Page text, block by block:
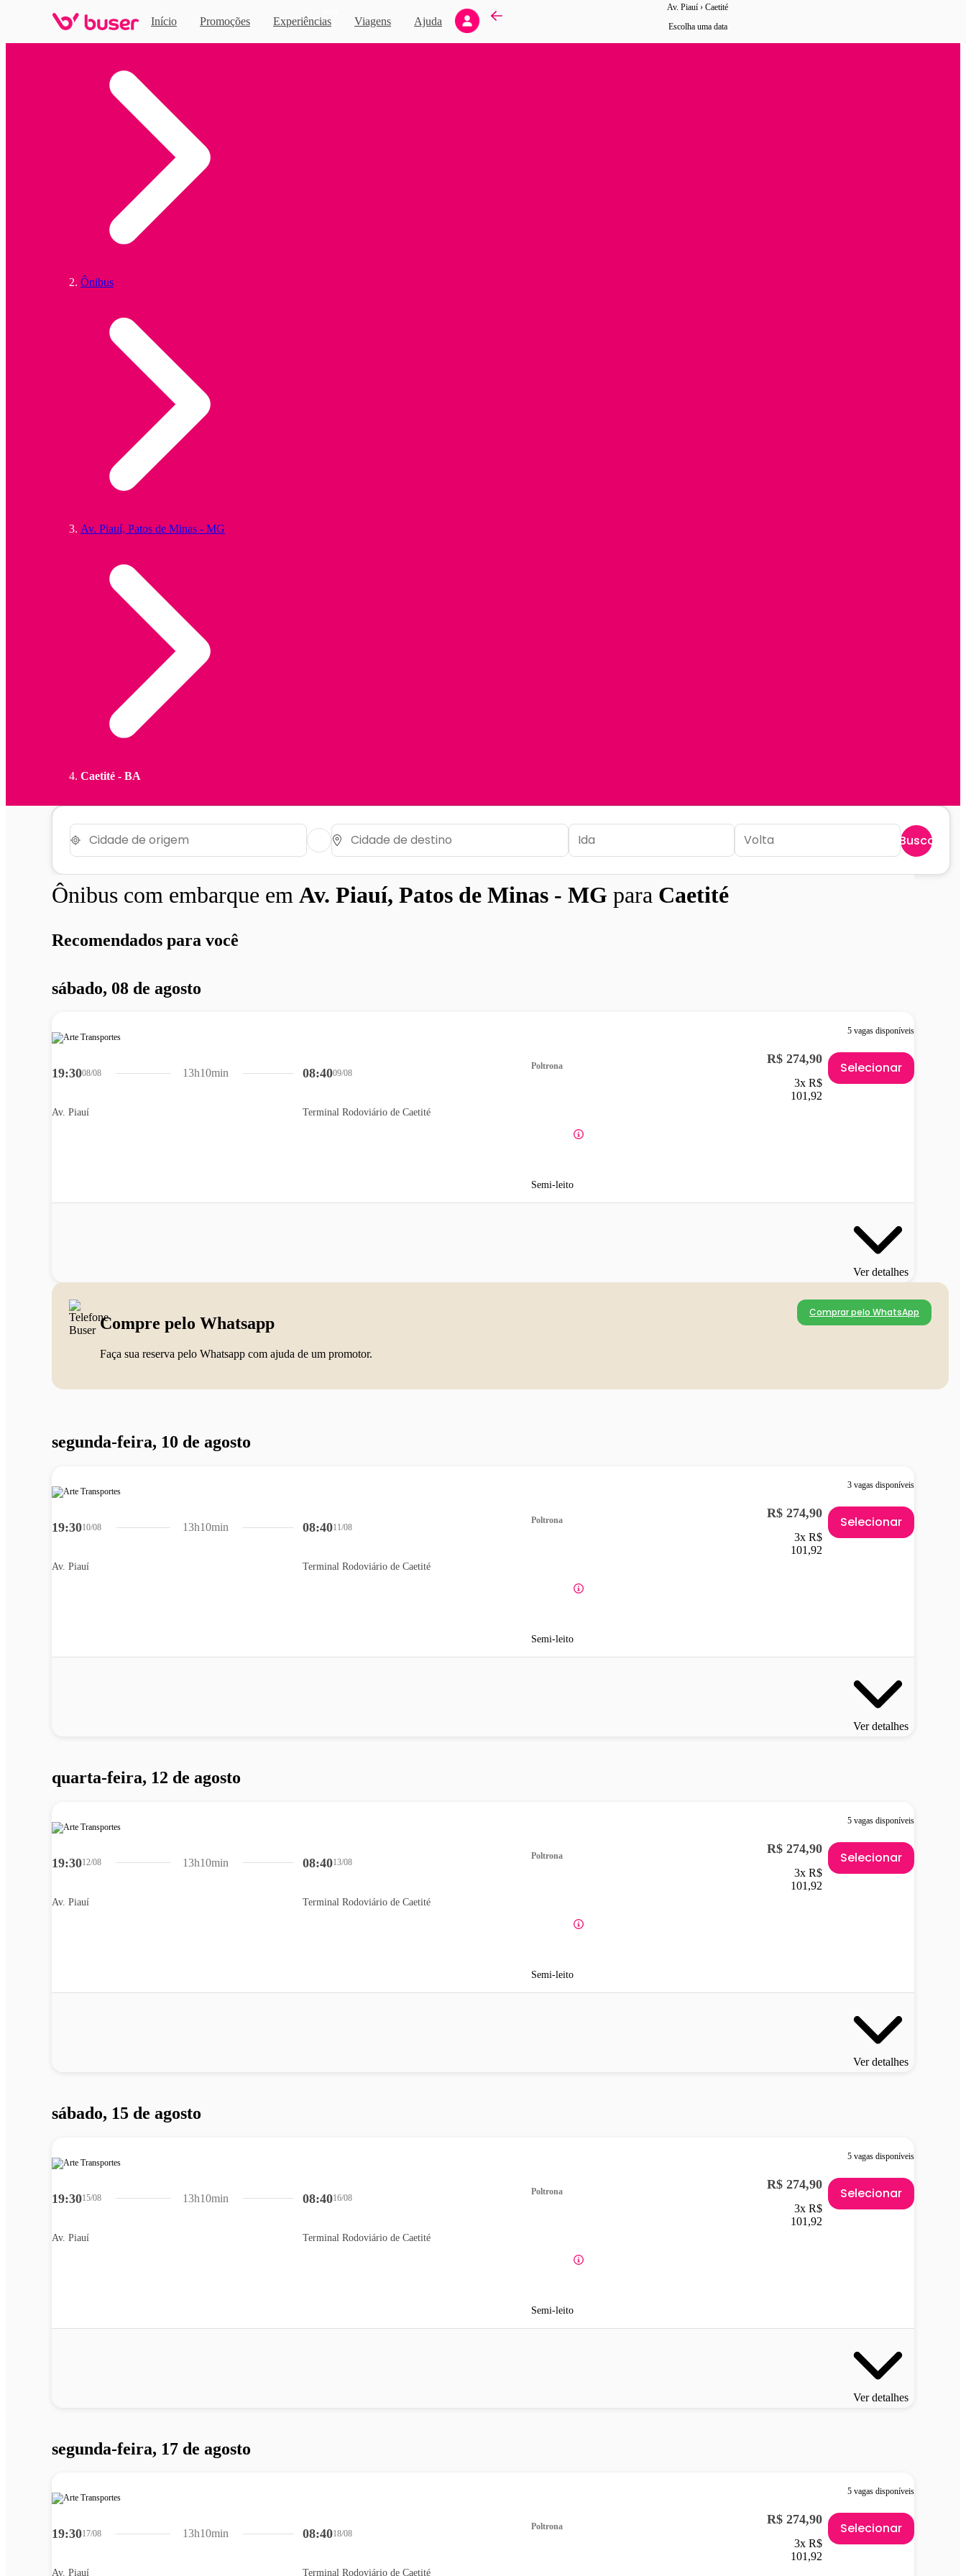
Início Promoções Experiências Viagens Ajuda
Av. Piauí › Caetité
Escolha uma data
Ônibus
Av. Piauí, Patos de Minas - MG
Caetité - BA
Buscar
Ônibus com embarque em Av. Piauí, Patos de Minas - MG para Caetité
Recomendados para você
sábado, 08 de agosto
5 vagas disponíveis
19:3008/08
Av. Piauí
08:4009/08
Terminal Rodoviário de Caetité
13h10min
Poltrona
Semi-leito
R$ 274,90
3x R$
101,92
Selecionar
Ver detalhes
Compre pelo Whatsapp
Faça sua reserva pelo Whatsapp com ajuda de um promotor.
Comprar pelo WhatsApp
segunda-feira, 10 de agosto
3 vagas disponíveis
19:3010/08
Av. Piauí
08:4011/08
Terminal Rodoviário de Caetité
13h10min
Poltrona
Semi-leito
R$ 274,90
3x R$
101,92
Selecionar
Ver detalhes
quarta-feira, 12 de agosto
5 vagas disponíveis
19:3012/08
Av. Piauí
08:4013/08
Terminal Rodoviário de Caetité
13h10min
Poltrona
Semi-leito
R$ 274,90
3x R$
101,92
Selecionar
Ver detalhes
sábado, 15 de agosto
5 vagas disponíveis
19:3015/08
Av. Piauí
08:4016/08
Terminal Rodoviário de Caetité
13h10min
Poltrona
Semi-leito
R$ 274,90
3x R$
101,92
Selecionar
Ver detalhes
segunda-feira, 17 de agosto
5 vagas disponíveis
19:3017/08
Av. Piauí
08:4018/08
Terminal Rodoviário de Caetité
13h10min
Poltrona R$ 274,90
3x R$
101,92
Selecionar